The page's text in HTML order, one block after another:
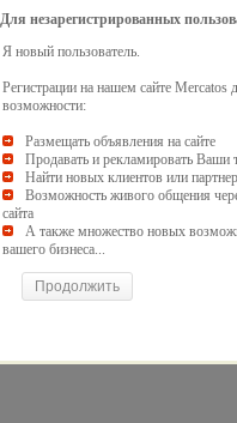
Для незарегистрированных
Я новый пользователь.
Регистрации на нашем сайте
возможности:
Размещать объявления на сайте
Продавать и рекламировать Ваши
Найти новых клиентов или
Возможность живого общения
сайта
А также множество новых
вашего бизнеса...